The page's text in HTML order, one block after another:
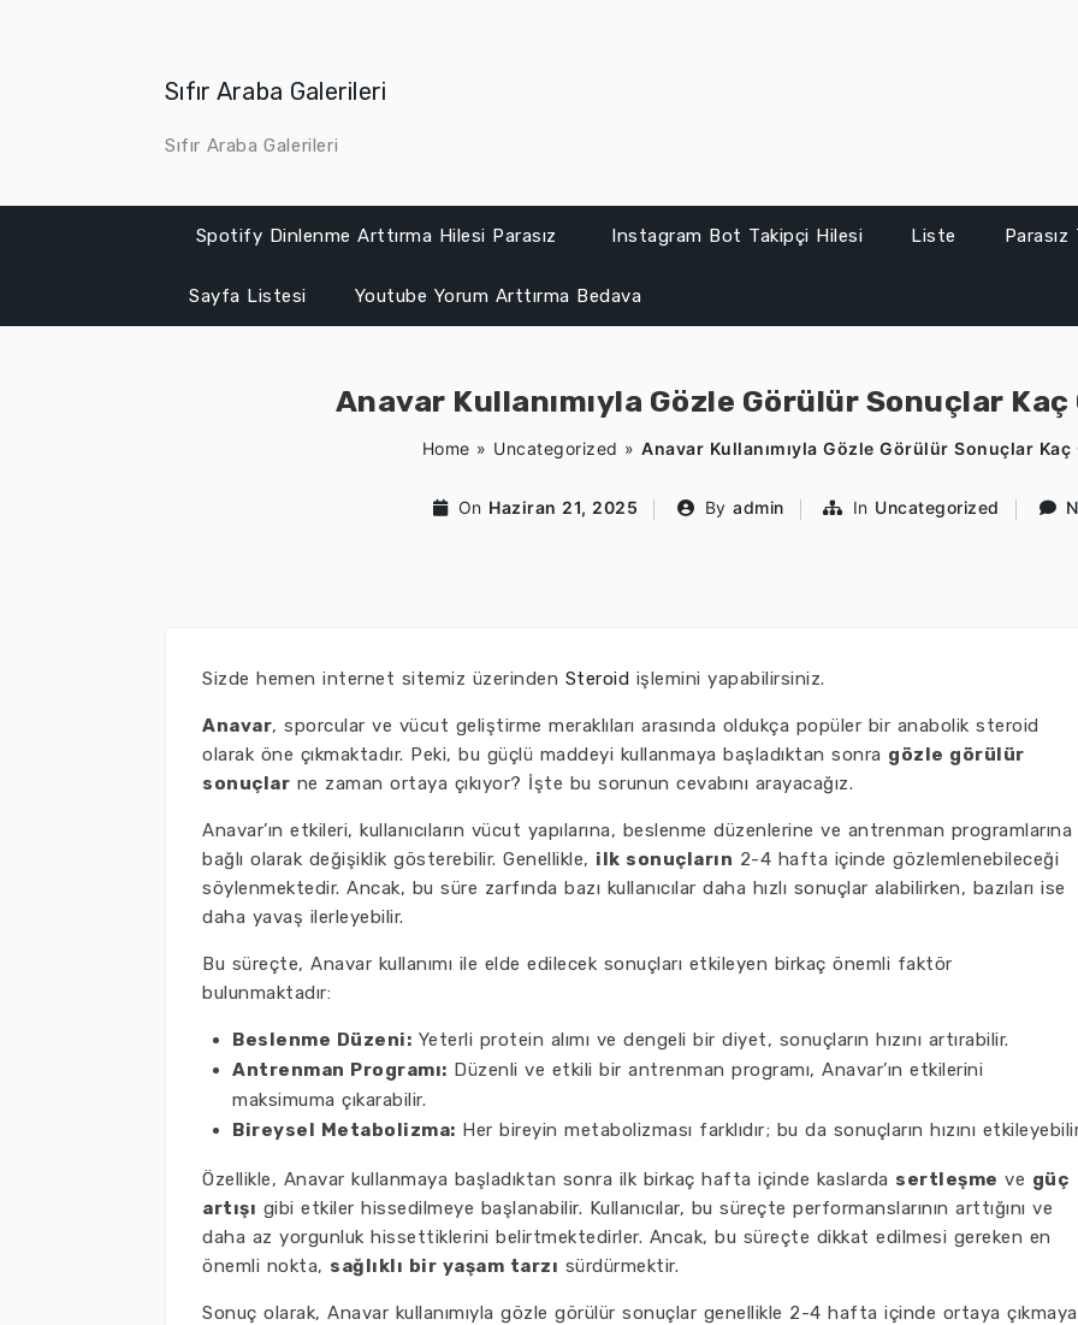
Sıfır Araba Galerileri
Sıfır Araba Galerileri
Spotify Dinlenme Arttırma Hilesi Parasız Instagram Bot Takipçi Hilesi Liste
Sayfa Listesi Youtube Yorum Arttırma Bedava
Anavar Kullanımıyla Gözle Görülür Sonuçlar
Home » Uncategorized » Anavar Kullanımıyla Gözle Görülür Sonuçlar Kaç
On Haziran 21, 2025 By admin In Uncategorized
Sizde hemen internet sitemiz üzerinden Steroid işlemini yapabilirsiniz.
Anavar, sporcular ve vücut geliştirme meraklıları arasında oldukça popüler bir anabolik steroid
olarak öne çıkmaktadır. Peki, bu güçlü maddeyi kullanmaya başladıktan sonra gözle görülür
sonuçlar ne zaman ortaya çıkıyor? İşte bu sorunun cevabını arayacağız.
Anavar’ın etkileri, kullanıcıların vücut yapılarına, beslenme düzenlerine ve antrenman programlarına
bağlı olarak değişiklik gösterebilir. Genellikle, ilk sonuçların 2-4 hafta içinde gözlemlenebileceği
söylenmektedir. Ancak, bu süre zarfında bazı kullanıcılar daha hızlı sonuçlar alabilirken, bazıları ise
daha yavaş ilerleyebilir.
Bu süreçte, Anavar kullanımı ile elde edilecek sonuçları etkileyen birkaç önemli faktör
bulunmaktadır:
Beslenme Düzeni: Yeterli protein alımı ve dengeli bir diyet, sonuçların hızını artırabilir.
Antrenman Programı: Düzenli ve etkili bir antrenman programı, Anavar’ın etkilerini
maksimuma çıkarabilir.
Bireysel Metabolizma: Her bireyin metabolizması farklıdır; bu da sonuçların hızını
Özellikle, Anavar kullanmaya başladıktan sonra ilk birkaç hafta içinde kaslarda sertleşme ve güç
artışı gibi etkiler hissedilmeye başlanabilir. Kullanıcılar, bu süreçte performanslarının arttığını ve
daha az yorgunluk hissettiklerini belirtmektedirler. Ancak, bu süreçte dikkat edilmesi gereken en
önemli nokta, sağlıklı bir yaşam tarzı sürdürmektir.
Sonuç olarak, Anavar kullanımıyla gözle görülür sonuçlar genellikle 2-4 hafta içinde ortaya çıkmaya